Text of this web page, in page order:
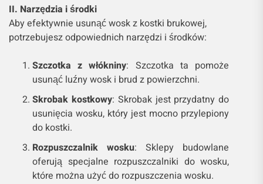
II. Narzędzia i środki
Aby efektywnie usunąć wosk z kostki brukowej,
potrzebujesz odpowiednich narzędzi i środków:
Szczotka z włókniny: Szczotka ta pomoże
usunąć luźny wosk i brud z powierzchni.
Skrobak kostkowy: Skrobak jest przydatny do
usunięcia wosku, który jest mocno przylepiony
do kostki.
Rozpuszczalnik wosku: Sklepy budowlane
oferują specjalne rozpuszczalniki do wosku,
które można użyć do rozpuszczenia wosku.